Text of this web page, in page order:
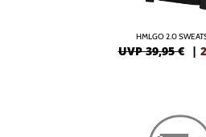
HMLGO 2.0
UVP 39,95 € |